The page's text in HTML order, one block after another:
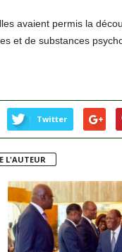
avaient permis la
et de substances
Twitter
L'AUTEUR